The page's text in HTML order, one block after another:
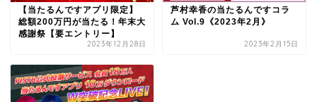
【当たるんですアプリ限定】
総額200万円が当たる！年末大
感謝祭【要エントリー】
2023年12月28日
芦村幸香の当たるんですコラ
ム Vol.9《2023年2月》
2023年2月15日